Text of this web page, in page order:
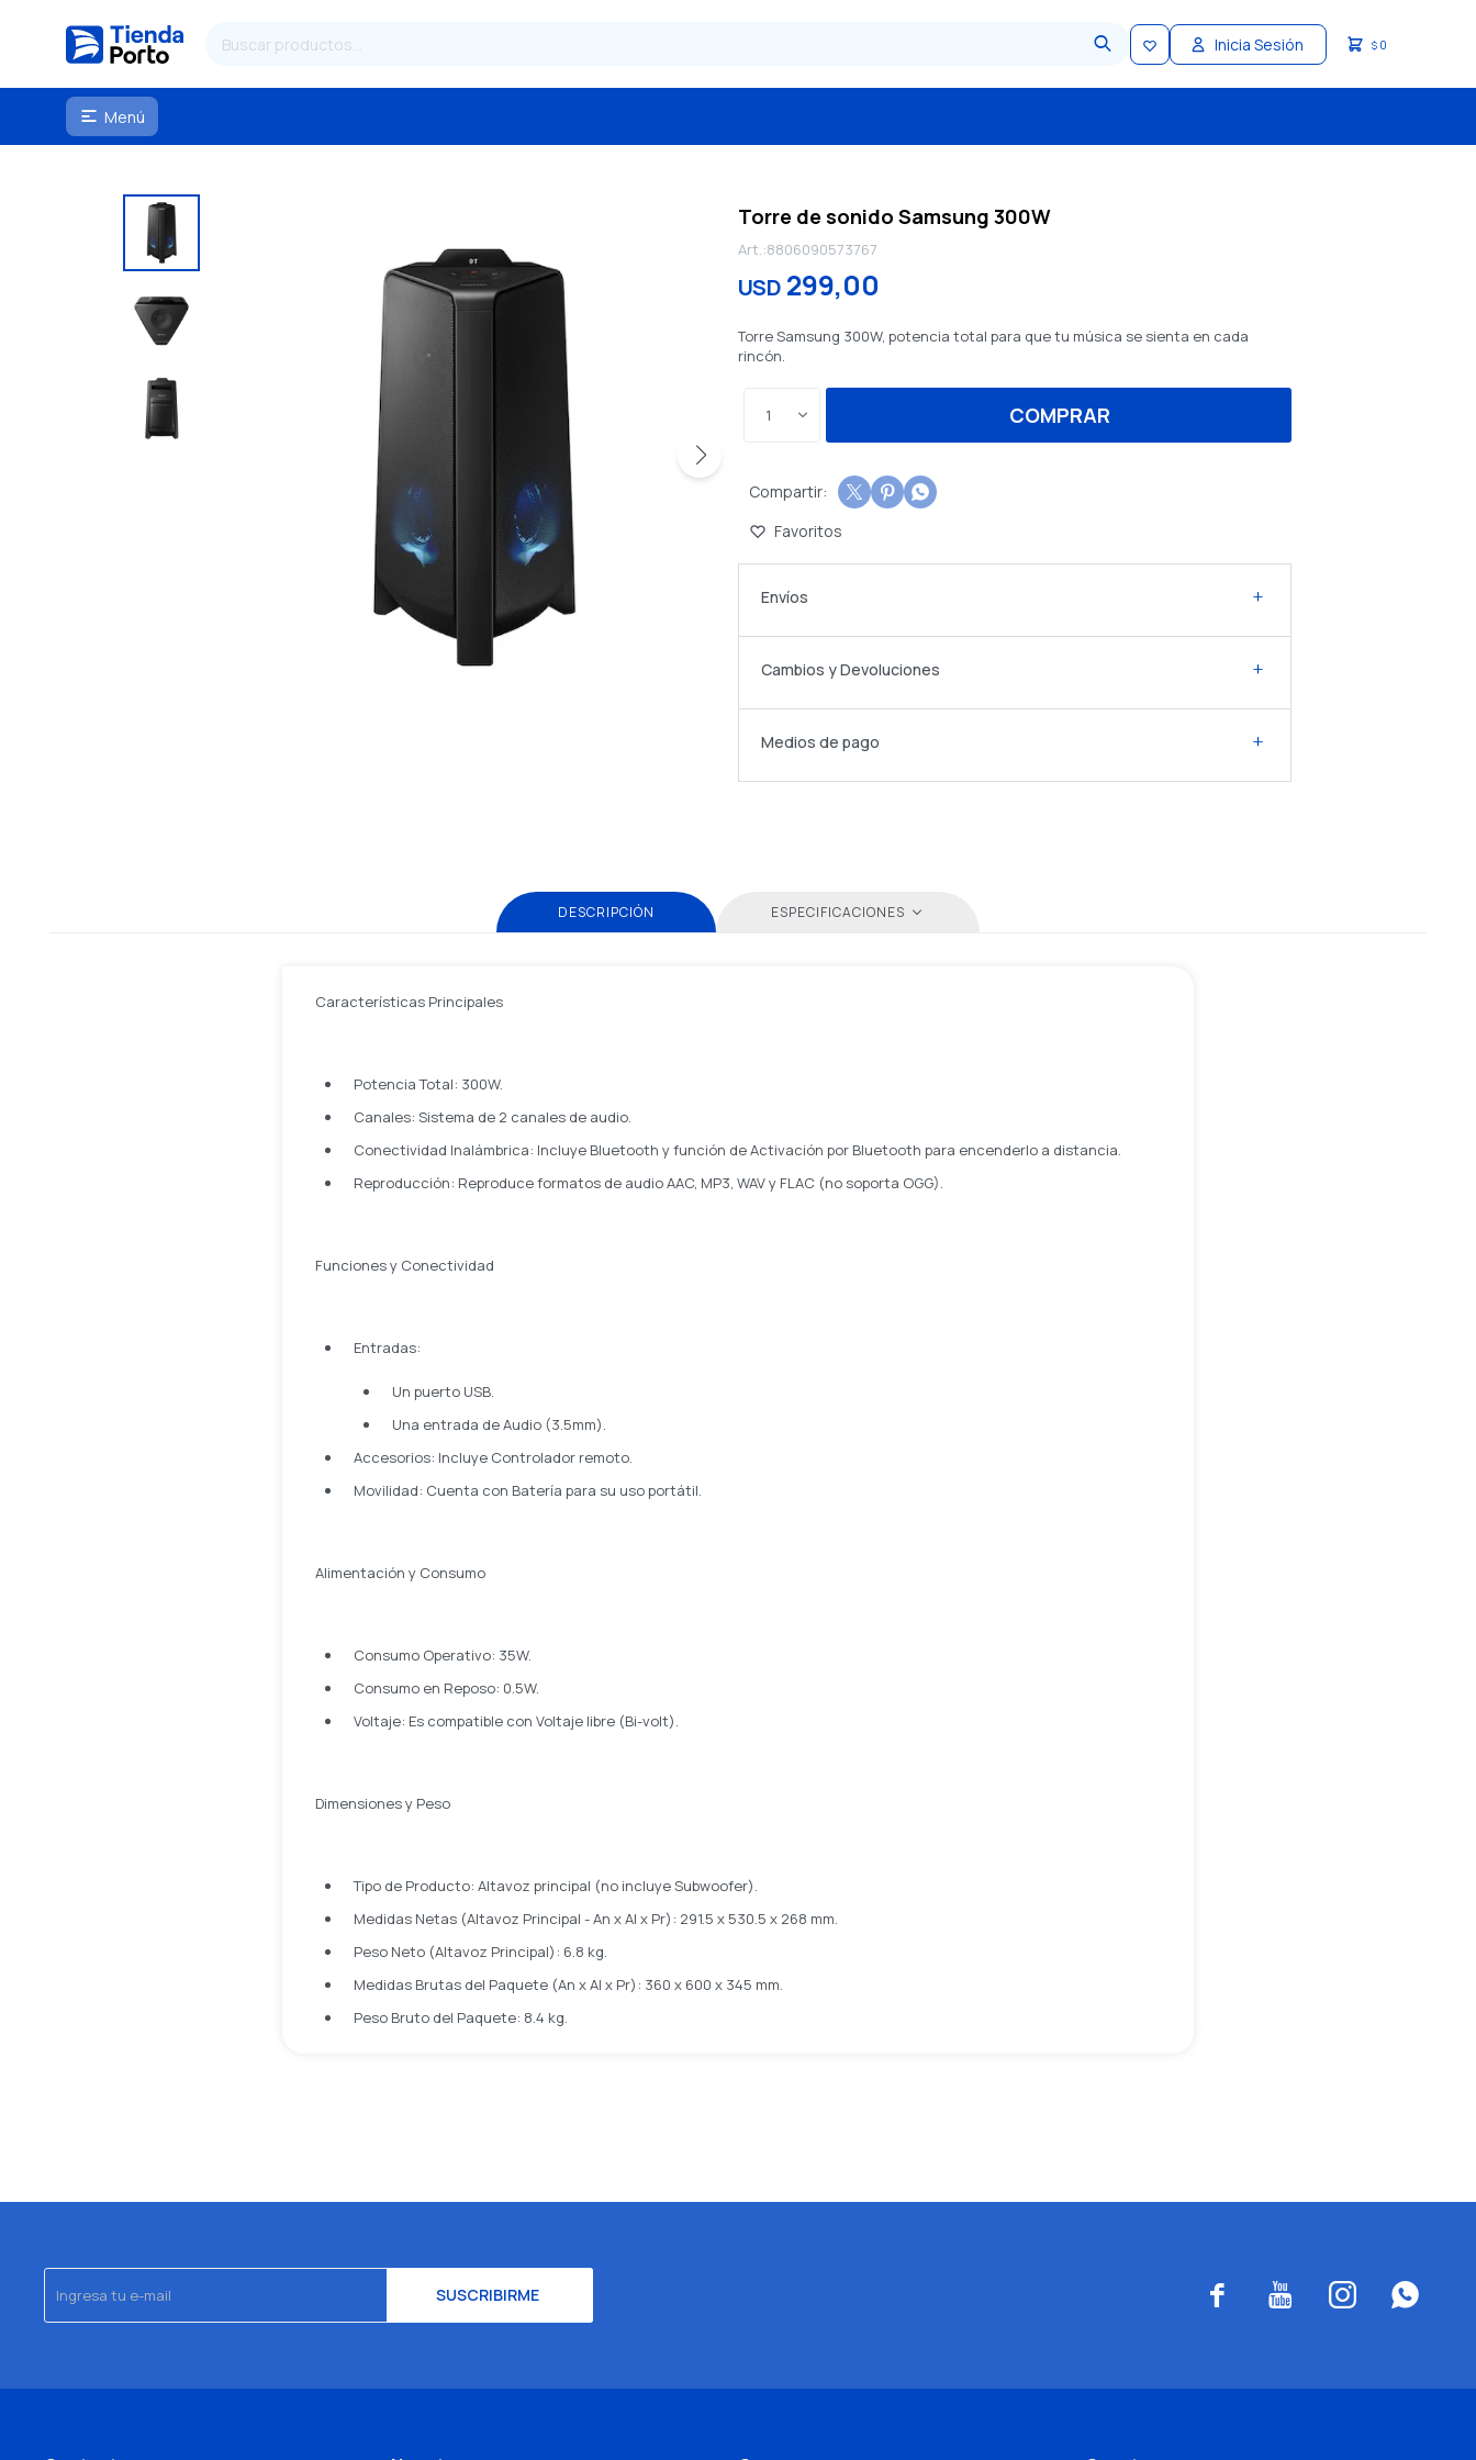
 Menú
$ 0
Torre de sonido Samsung 300W
8806090573767
USD 299,00
Torre Samsung 300W, potencia total para que tu música se sienta en cada
rincón.
1 COMPRAR
  
Envíos
Cambios y Devoluciones
Medios de pago
DESCRIPCIÓN ESPECIFICACIONES
Características Principales
Potencia Total: 300W.
Canales: Sistema de 2 canales de audio.
Conectividad Inalámbrica: Incluye Bluetooth y función de Activación por Bluetooth para encenderlo a distancia.
Reproducción: Reproduce formatos de audio AAC, MP3, WAV y FLAC (no soporta OGG).
Funciones y Conectividad
Entradas:
Un puerto USB.
Una entrada de Audio (3.5mm).
Accesorios: Incluye Controlador remoto.
Movilidad: Cuenta con Batería para su uso portátil.
Alimentación y Consumo
Consumo Operativo: 35W.
Consumo en Reposo: 0.5W.
Voltaje: Es compatible con Voltaje libre (Bi-volt).
Dimensiones y Peso
Tipo de Producto: Altavoz principal (no incluye Subwoofer).
Medidas Netas (Altavoz Principal - An x Al x Pr): 291.5 x 530.5 x 268 mm.
Peso Neto (Altavoz Principal): 6.8 kg.
Medidas Brutas del Paquete (An x Al x Pr): 360 x 600 x 345 mm.
Peso Bruto del Paquete: 8.4 kg.
SUSCRIBIRME    